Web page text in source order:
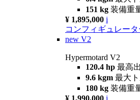
151 kg 装備重
¥ 1,895,000 i
コンフィギュレータ
new V2
Hypermotard V2
120.4 hp 最高
9.6 kgm 最大
180 kg 装備重
¥ 1,990,000 i